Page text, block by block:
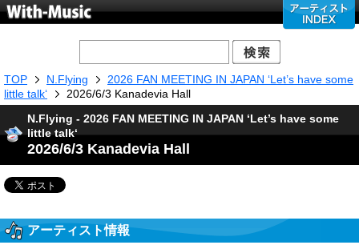
TOP N.Flying
2026 FAN MEETING IN JAPAN ‘Let’s have some
little talk‘
2026/6/3 Kanadevia Hall
N.Flying - 2026 FAN MEETING IN JAPAN ‘Let’s have some
little talk‘
2026/6/3 Kanadevia Hall
アーティスト情報